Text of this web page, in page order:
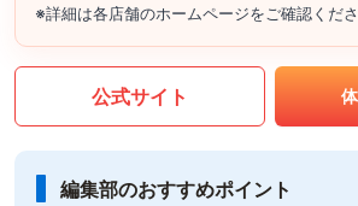
※詳細は各店舗のホームページをご確認くだ
公式サイト
編集部のおすすめポイント